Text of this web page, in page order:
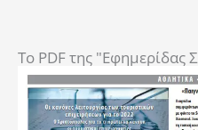
To PDF της